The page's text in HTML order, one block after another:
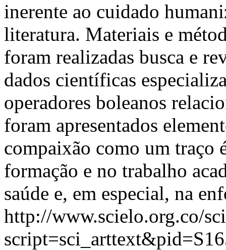
inerente ao cuidado
literatura. Materiais e
foram realizadas busca e
dados científicas
operadores boleanos
foram apresentados
compaixão como um traço
formação e no trabalho
saúde e, em especial, na
http://www.scielo.org.co/